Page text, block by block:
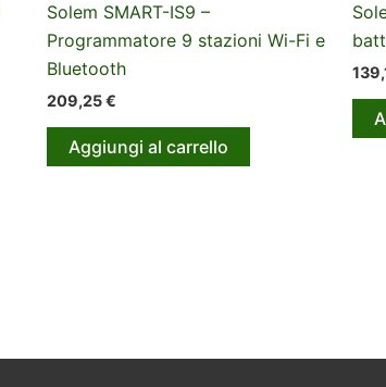
Solem SMART-IS9 –
Programmatore 9 stazioni Wi-Fi e
Bluetooth
209,25€
Aggiungi al carrello